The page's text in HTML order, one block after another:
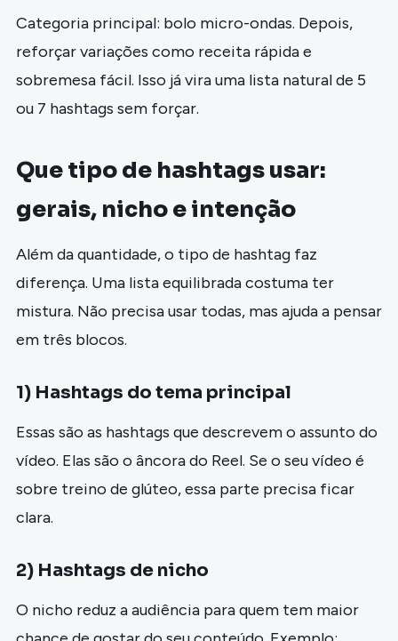
Categoria principal: bolo micro-ondas. Depois,
reforçar variações como receita rápida e
sobremesa fácil. Isso já vira uma lista natural de 5
ou 7 hashtags sem forçar.
Que tipo de hashtags usar:
gerais, nicho e intenção
Além da quantidade, o tipo de hashtag faz
diferença. Uma lista equilibrada costuma ter
mistura. Não precisa usar todas, mas ajuda a pensar
em três blocos.
1) Hashtags do tema principal
Essas são as hashtags que descrevem o assunto do
vídeo. Elas são o âncora do Reel. Se o seu vídeo é
sobre treino de glúteo, essa parte precisa ficar
clara.
2) Hashtags de nicho
O nicho reduz a audiência para quem tem maior